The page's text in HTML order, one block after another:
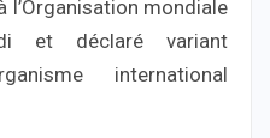
mondiale
et déclaré variant
international